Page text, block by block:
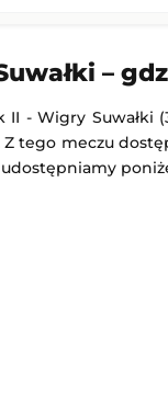
22:30
- Ruch
–
- Wigry Suwałki
Z tego meczu